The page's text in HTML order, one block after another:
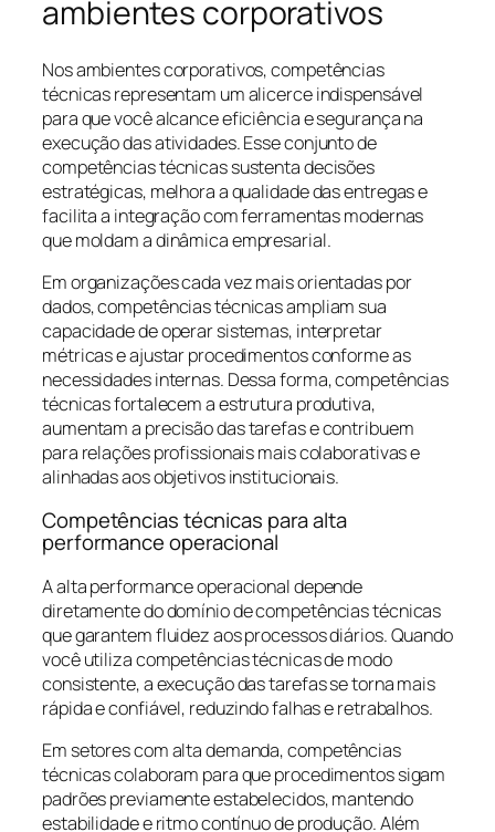
ambientes corporativos
Nos ambientes corporativos, competências
técnicas representam um alicerce indispensável
para que você alcance eficiência e segurança na
execução das atividades. Esse conjunto de
competências técnicas sustenta decisões
estratégicas, melhora a qualidade das entregas e
facilita a integração com ferramentas modernas
que moldam a dinâmica empresarial.
Em organizações cada vez mais orientadas por
dados, competências técnicas ampliam sua
capacidade de operar sistemas, interpretar
métricas e ajustar procedimentos conforme as
necessidades internas. Dessa forma, competências
técnicas fortalecem a estrutura produtiva,
aumentam a precisão das tarefas e contribuem
para relações profissionais mais colaborativas e
alinhadas aos objetivos institucionais.
Competências técnicas para alta
performance operacional
A alta performance operacional depende
diretamente do domínio de competências técnicas
que garantem fluidez aos processos diários. Quando
você utiliza competências técnicas de modo
consistente, a execução das tarefas se torna mais
rápida e confiável, reduzindo falhas e retrabalhos.
Em setores com alta demanda, competências
técnicas colaboram para que procedimentos sigam
padrões previamente estabelecidos, mantendo
estabilidade e ritmo contínuo de produção. Além